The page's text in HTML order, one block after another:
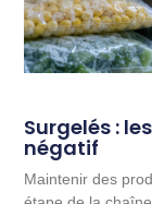
Surgelés :
négatif
Maintenir des